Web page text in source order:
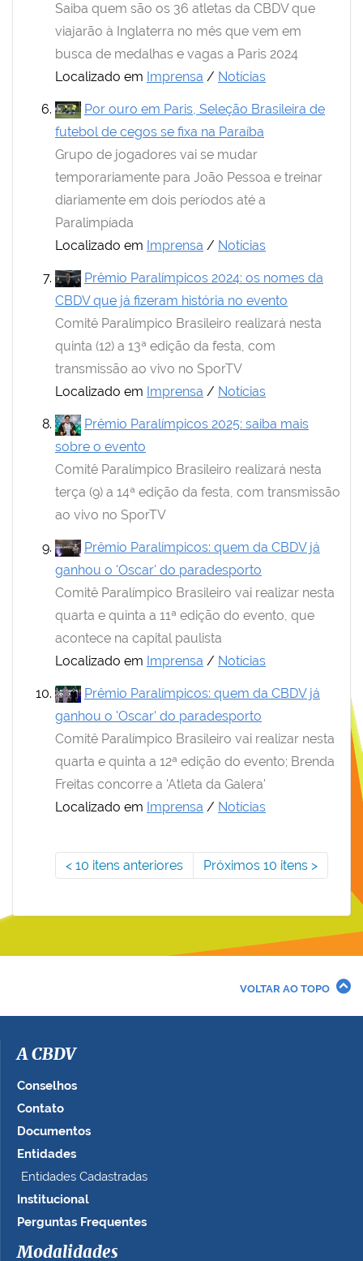
Saiba quem são os 36 atletas da CBDV que
viajarão à Inglaterra no mês que vem em
busca de medalhas e vagas a Paris 2024
Localizado em Imprensa / Notícias
Por ouro em Paris, Seleção Brasileira de
futebol de cegos se fixa na Paraíba
Grupo de jogadores vai se mudar
temporariamente para João Pessoa e treinar
diariamente em dois períodos até a
Paralimpíada
Localizado em Imprensa / Notícias
Prêmio Paralímpicos 2024: os nomes da
CBDV que já fizeram história no evento
Comitê Paralímpico Brasileiro realizará nesta
quinta (12) a 13ª edição da festa, com
transmissão ao vivo no SporTV
Localizado em Imprensa / Notícias
Prêmio Paralímpicos 2025: saiba mais
sobre o evento
Comitê Paralímpico Brasileiro realizará nesta
terça (9) a 14ª edição da festa, com transmissão
ao vivo no SporTV
Prêmio Paralímpicos: quem da CBDV já
ganhou o 'Oscar' do paradesporto
Comitê Paralímpico Brasileiro vai realizar nesta
quarta e quinta a 11ª edição do evento, que
acontece na capital paulista
Localizado em Imprensa / Notícias
Prêmio Paralímpicos: quem da CBDV já
ganhou o 'Oscar' do paradesporto
Comitê Paralímpico Brasileiro vai realizar nesta
quarta e quinta a 12ª edição do evento; Brenda
Freitas concorre a 'Atleta da Galera'
Localizado em Imprensa / Notícias
10 itens anteriores Próximos 10 itens
VOLTAR AO TOPO
A CBDV
Conselhos
Contato
Documentos
Entidades
Entidades Cadastradas
Institucional
Perguntas Frequentes
Modalidades